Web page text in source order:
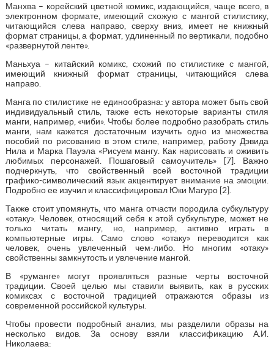
Манхва – корейский цветной комикс, издающийся, чаще всего, в
электронном формате, имеющий схожую с мангой стилистику,
читающийся слева направо, сверху вниз, имеет не книжный
формат страницы, а формат, удлиненный по вертикали, подобно
«развернутой ленте».
Маньхуа – китайский комикс, схожий по стилистике с мангой,
имеющий книжный формат страницы, читающийся слева
направо.
Манга по стилистике не единообразна: у автора может быть свой
индивидуальный стиль, также есть некоторые варианты стиля
манги, например, «чиби». Чтобы более подробно разобрать стиль
манги, нам кажется достаточным изучить одно из множества
пособий по рисованию в этом стиле, например, работу Дэвида
Нила и Марка Пауэла «Рисуем мангу. Как нарисовать и оживить
любимых персонажей. Пошаговый самоучитель» [7]. Важно
подчеркнуть, что свойственный всей восточной традиции
графико-символический язык акцентирует внимание на эмоции.
Подробно ее изучил и классифицировал Юки Магуро [2].
Также стоит упомянуть, что манга отчасти породила субкультуру
«отаку». Человек, относящий себя к этой субкультуре, может не
только читать мангу, но, например, активно играть в
компьютерные игры. Само слово «отаку» переводится как
человек, очень увлеченный чем-либо. Но многим «отаку»
свойственны замкнутость и увлечение мангой.
В «руманге» могут проявляться разные черты восточной
традиции. Своей целью мы ставили выявить, как в русских
комиксах с восточной традицией отражаются образы из
современной российской культуры.
Чтобы провести подробный анализ, мы разделили образы на
несколько видов. За основу взяли классификацию А.И.
Николаева: